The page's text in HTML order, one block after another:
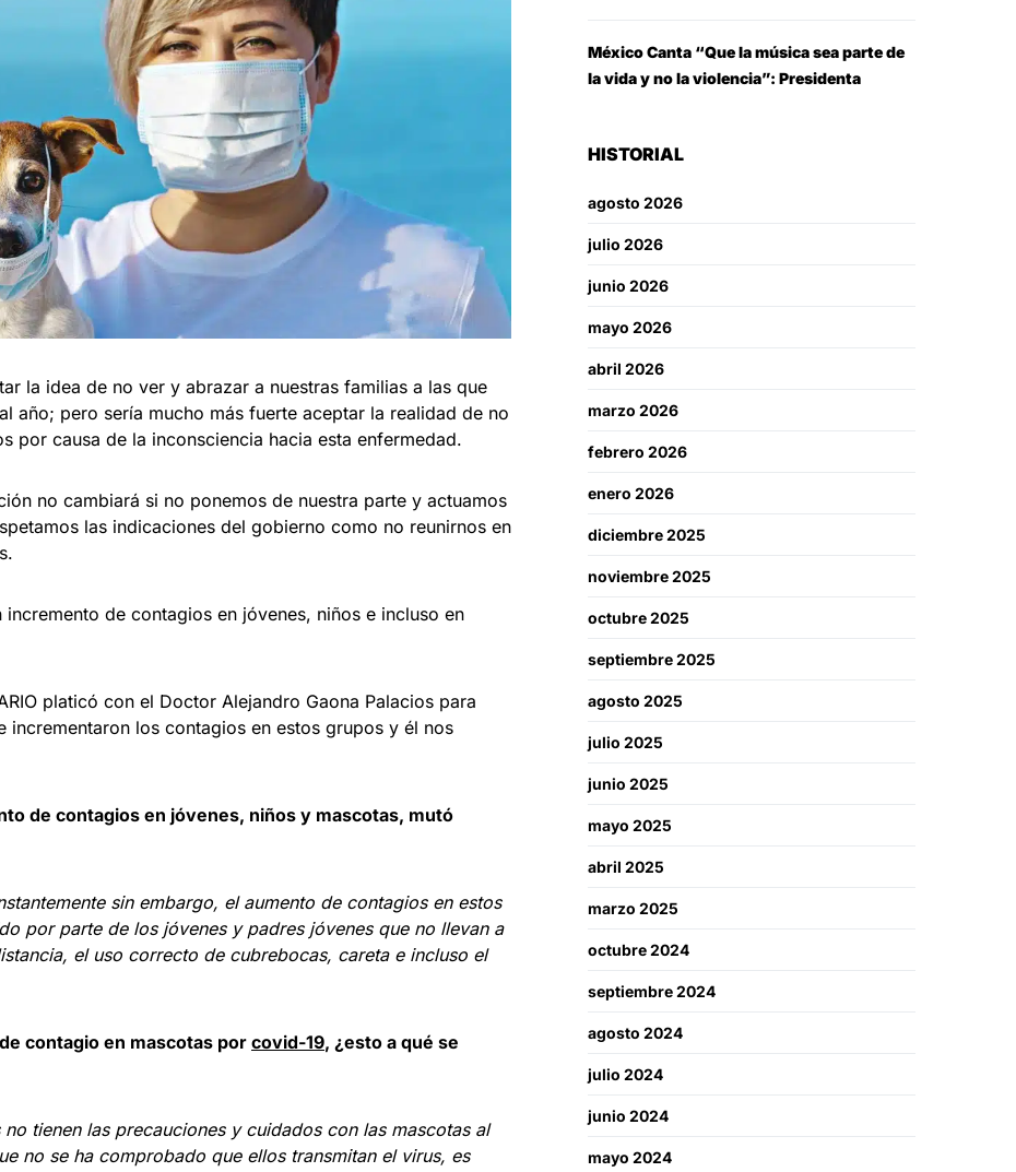
la idea de no ver y abrazar a nuestras familias a las que
año; pero sería mucho más fuerte aceptar la realidad de no
por causa de la inconsciencia hacia esta enfermedad.
no cambiará si no ponemos de nuestra parte y actuamos
las indicaciones del gobierno como no reunirnos en
de contagios en jóvenes, niños e incluso en
platicó con el Doctor Alejandro Gaona Palacios para
incrementaron los contagios en estos grupos y él nos
de contagios en jóvenes, niños y mascotas, mutó
sin embargo, el aumento de contagios en estos
por parte de los jóvenes y padres jóvenes que no llevan a
el uso correcto de cubrebocas, careta e incluso el
contagio en mascotas porcovid-19, ¿esto a qué se
tienen las precauciones y cuidados con las mascotas al
no se ha comprobado que ellos transmitan el virus, es
México Canta “Que la música sea parte de
la vida y no la violencia”: Presidenta
HISTORIAL
agosto 2026
julio 2026
junio 2026
mayo 2026
abril 2026
marzo 2026
febrero 2026
enero 2026
diciembre 2025
noviembre 2025
octubre 2025
septiembre 2025
agosto 2025
julio 2025
junio 2025
mayo 2025
abril 2025
marzo 2025
octubre 2024
septiembre 2024
agosto 2024
julio 2024
junio 2024
mayo 2024